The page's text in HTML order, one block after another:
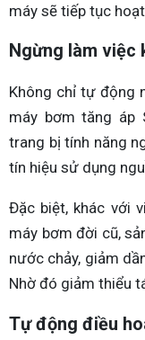
máy sẽ tiếp tục
Ngừng làm việc
Không chỉ tự động
máy bơm tăng áp
trang bị tính năng
tín hiệu sử dụng
Đặc biệt, khác với
máy bơm đời cũ,
nước chảy, giảm
Nhờ đó giảm thiểu
Tự động điều